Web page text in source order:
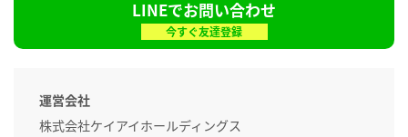
LINEでお問い合わせ
今すぐ友達登録
運営会社
株式会社ケイアイホールディングス